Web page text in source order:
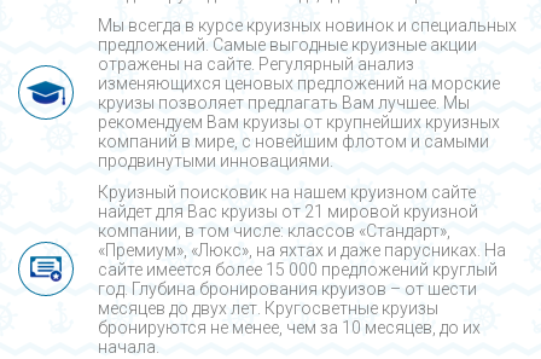
Мы всегда в курсе круизных новинок и специальных
предложений. Самые выгодные круизные акции
отражены на сайте. Регулярный анализ
изменяющихся ценовых предложений на морские
круизы позволяет предлагать Вам лучшее. Мы
рекомендуем Вам круизы от крупнейших круизных
компаний в мире, с новейшим флотом и самыми
продвинутыми инновациями.
Круизный поисковик на нашем круизном сайте
найдет для Вас круизы от 21 мировой круизной
компании, в том числе: классов «Стандарт»,
«Премиум», «Люкс», на яхтах и даже парусниках. На
сайте имеется более 15 000 предложений круглый
год. Глубина бронирования круизов – от шести
месяцев до двух лет. Кругосветные круизы
бронируются не менее, чем за 10 месяцев, до их
начала.